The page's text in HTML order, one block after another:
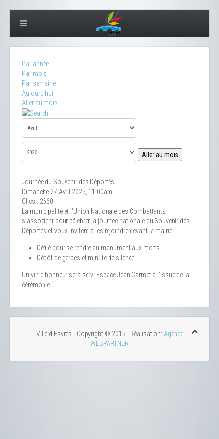
Par année
Par mois
Par semaine
Aujourd'hui
Aller au mois
Aller au mois
Journée du Souvenir des Déportés
Dimanche 27 Avril 2025, 11:00am
Clics : 2660
La municipalité et l'Union Nationale des Combattants
s'associent pour célébrer la journée nationale du Souvenir des
Déportés et vous invitent à les rejoindre devant la mairie.
Défilé pour se rendre au monument aux morts
Dépôt de gerbes et minute de silence
Un vin d'honneur sera servi Espace Jean Carmet à l'issue de la
cérémonie.
Ville d'Esvres - Copyright © 2015 | Réalisation: Agence
WEBPARTNER